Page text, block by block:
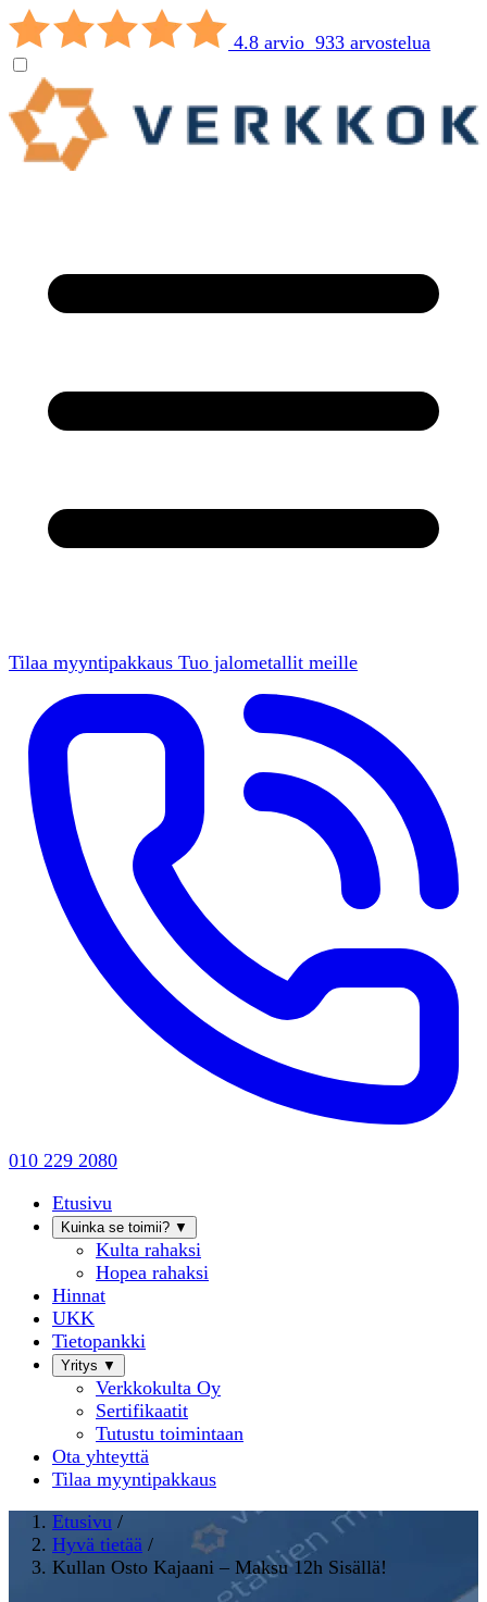
4.8 arvio 933 arvostelua
Tilaa myyntipakkaus Tuo jalometallit meille
010 229 2080
Etusivu
Kuinka se toimii? ▼
Kulta rahaksi
Hopea rahaksi
Hinnat
UKK
Tietopankki
Yritys ▼
Verkkokulta Oy
Sertifikaatit
Tutustu toimintaan
Ota yhteyttä
Tilaa myyntipakkaus
Etusivu /
Hyvä tietää /
Kullan Osto Kajaani – Maksu 12h Sisällä!